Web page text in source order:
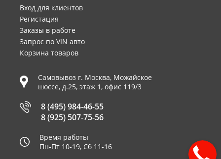
Вход для клиентов
Регистация
Заказы в работе
Запрос по VIN авто
Корзина товаров
Самовывоз г. Москва, Можайское
шоссе, д.25, этаж 1, офис 119/3
8 (495) 984-46-55
8 (925) 507-75-56
Время работы
Пн-Пт 10-19, Сб 11-16